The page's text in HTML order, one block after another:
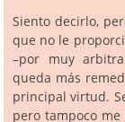
Siento decirlo,
que no le
–por muy
queda más
principal virtud.
pero tampoco